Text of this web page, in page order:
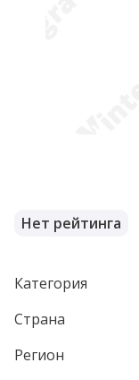
Нет рейтинга
Категория
Страна
Регион